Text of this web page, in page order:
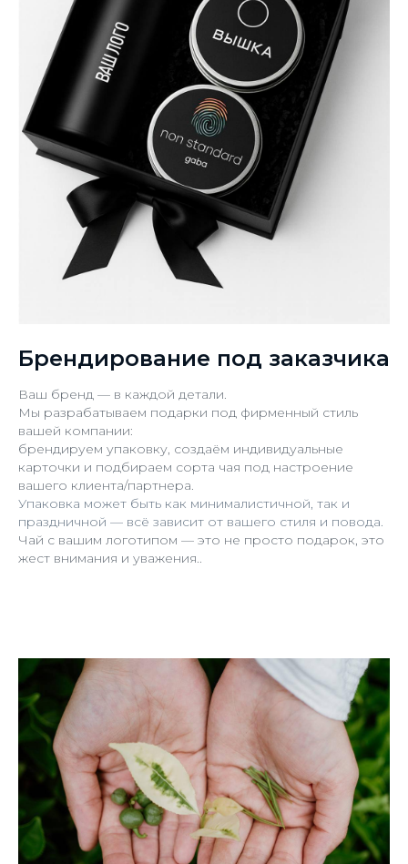
Брендирование под заказчика
Ваш бренд — в каждой детали.
Мы разрабатываем подарки под фирменный стиль
вашей компании:
брендируем упаковку, создаём индивидуальные
карточки и подбираем сорта чая под настроение
вашего клиента/партнера.
Упаковка может быть как минималистичной, так и
праздничной — всё зависит от вашего стиля и повода.
Чай с вашим логотипом — это не просто подарок, это
жест внимания и уважения..